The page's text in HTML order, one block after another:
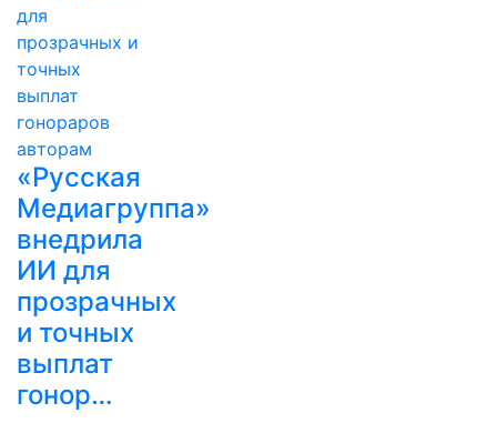
«Русская
Медиагруппа»
внедрила
ИИ для
прозрачных
и точных
выплат
гонор…